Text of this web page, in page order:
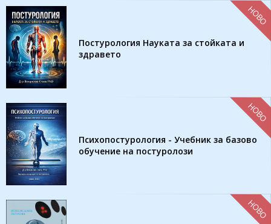
Постурология Науката за стойката и
здравето
НОВО
Психопостурология - Учебник за базово
обучение на постуролози
НОВО
НОВО